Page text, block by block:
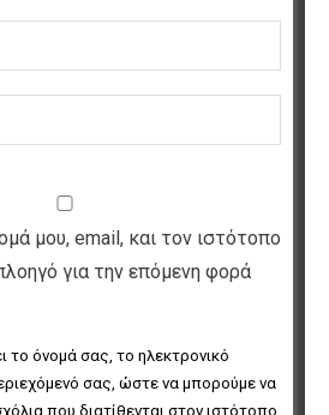
μου, email, και τον ιστότοπο
για την επόμενη φορά
το όνομά σας, το ηλεκτρονικό
σας, ώστε να μπορούμε να
που διατίθενται στον ιστότοπο.